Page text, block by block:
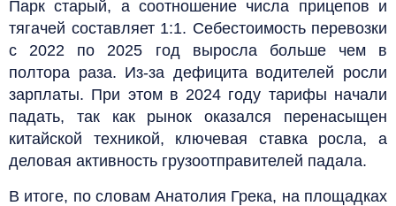
Парк старый, а соотношение числа прицепов и
тягачей составляет 1:1. Себестоимость перевозки
с 2022 по 2025 год выросла больше чем в
полтора раза. Из-за дефицита водителей росли
зарплаты. При этом в 2024 году тарифы начали
падать, так как рынок оказался перенасыщен
китайской техникой, ключевая ставка росла, а
деловая активность грузоотправителей падала.
В итоге, по словам Анатолия Грека, на площадках